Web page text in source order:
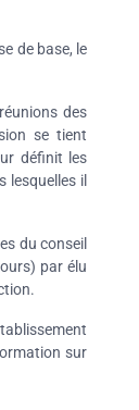
de base, le
des
se tient
définit les
lesquelles il
du conseil
par élu
sur